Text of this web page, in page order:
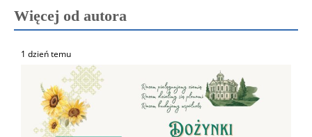
Więcej od autora
1 dzień temu